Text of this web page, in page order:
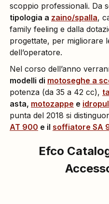
scoppio professionali. Da
tipologia a zaino/spalla,
family feeling e dalla
progettate, per migliorare
dell’operatore.
Nel corso dell’anno
modelli di motoseghe a
potenza (da 35 a 42 cc),
asta, motozappe e
punta del 2018 si
AT 900 e il soffiatore SA
Efco